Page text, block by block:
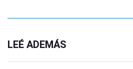
LEÉ ADEMÁS